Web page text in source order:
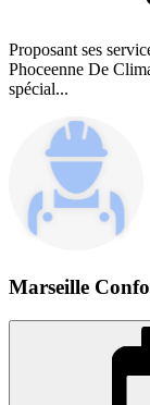
Proposant ses
Phoceenne De
spécial...
Marseille